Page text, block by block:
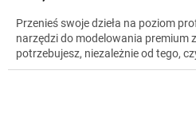
Przenieś swoje dzieła na poziom
narzędzi do modelowania premium
potrzebujesz, niezależnie od tego,